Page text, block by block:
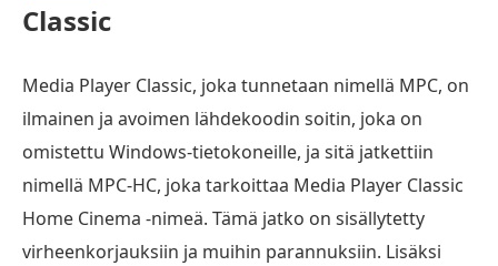
Classic
Media Player Classic, joka tunnetaan nimellä MPC, on
ilmainen ja avoimen lähdekoodin soitin, joka on
omistettu Windows-tietokoneille, ja sitä jatkettiin
nimellä MPC-HC, joka tarkoittaa Media Player Classic
Home Cinema -nimeä. Tämä jatko on sisällytetty
virheenkorjauksiin ja muihin parannuksiin. Lisäksi